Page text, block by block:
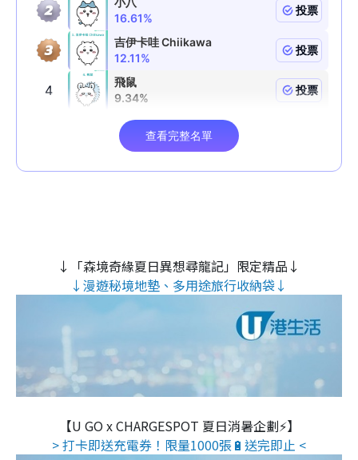
↓「森境奇緣夏日異想尋龍記」限定精品↓
↓漫遊秘境地墊、多用途旅行收納袋↓
【U GO x CHARGESPOT 夏日消暑企劃⚡】
> 打卡即送充電券！限量1000張🔋送完即止 <